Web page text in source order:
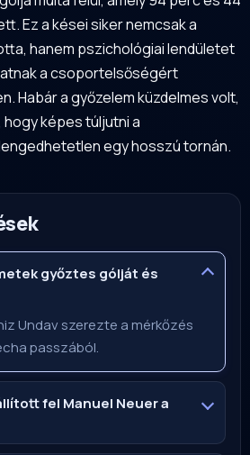
Ez a kései siker nemcsak a
hanem pszichológiai lendületet
a csoportelsőségért
Habár a győzelem küzdelmes volt,
képes túljutni a
egy hosszú tornán.
győztes gólját és
Undav szerezte a mérkőzés
passzából.
fel Manuel Neuer a